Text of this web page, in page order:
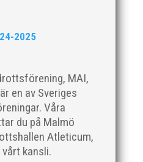
2025
MAI,
en av Sveriges
Våra
du på Malmö
Atleticum,
kansli.
glada och positiva gäng i
i "Kraftmätningen"
14 åringar. Ett kval som